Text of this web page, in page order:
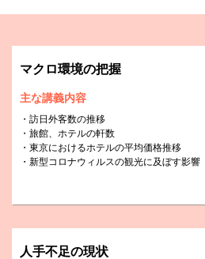
マクロ環境の把握
主な講義内容
訪日外客数の推移
旅館、ホテルの軒数
東京におけるホテルの平均価格推移
新型コロナウィルスの観光に及ぼす影響
人手不足の現状